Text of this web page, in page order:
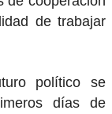
de trabajar
político se
días de